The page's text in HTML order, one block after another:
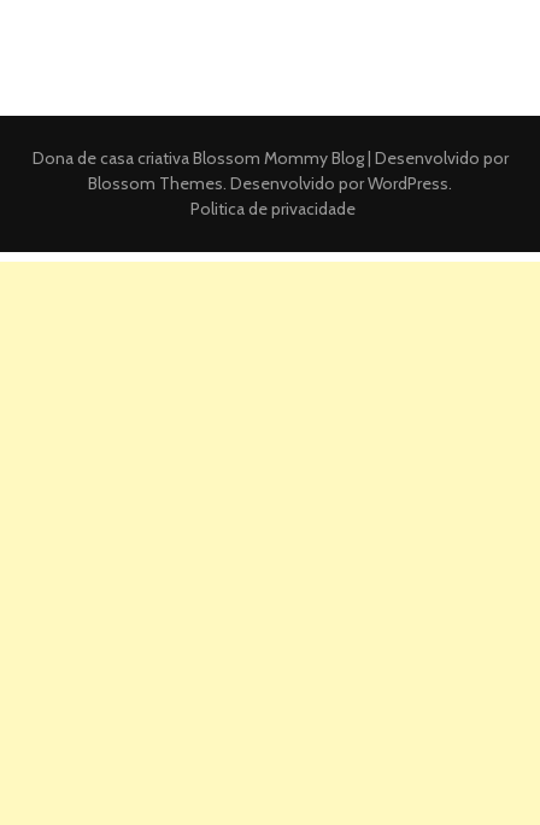
Dona de casa criativaBlossom Mommy Blog | Desenvolvido por
Blossom Themes. Desenvolvido porWordPress.
Politica de privacidade